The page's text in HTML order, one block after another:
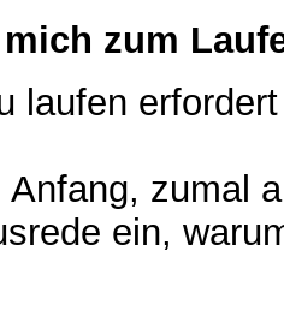
zum
laufen
zumal
ein,